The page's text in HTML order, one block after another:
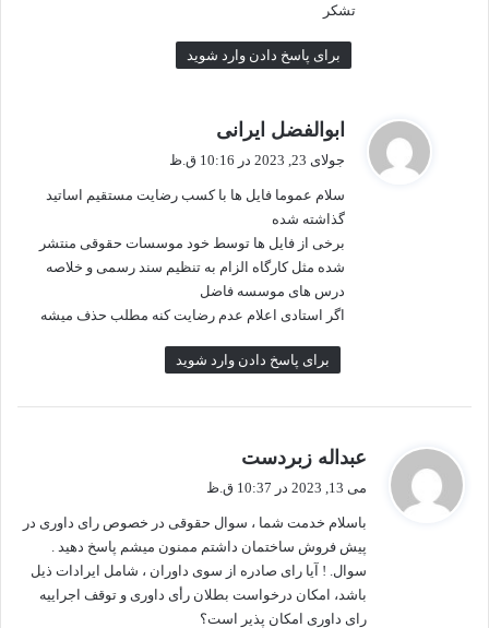
تشکر
برای پاسخ دادن وارد شوید
ابوالفضل ایرانی
:
جولای 23, 2023 در 10:16 ق.ظ
سلام عموما فایل ها با کسب رضایت مستقیم اساتید
گذاشته شده
برخی از فایل ها توسط خود موسسات حقوقی منتشر
شده مثل کارگاه الزام به تنظیم سند رسمی و خلاصه
درس های موسسه فاضل
اگر استادی اعلام عدم رضایت کنه مطلب حذف میشه
برای پاسخ دادن وارد شوید
عبداله زبردست
:
می 13, 2023 در 10:37 ق.ظ
باسلام خدمت شما ، سوال حقوقی در خصوص رای داوری در
پیش فروش ساختمان داشتم ممنون میشم پاسخ دهید .
سوال. ! آیا رای صادره از سوی داوران ، شامل ایرادات ذیل
باشد، امکان درخواست بطلان رأی داوری و توقف اجراییه
رای داوری امکان پذیر است؟